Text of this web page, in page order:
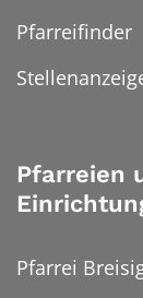
Pfarreifinder
Pfarreien
Pfarrei